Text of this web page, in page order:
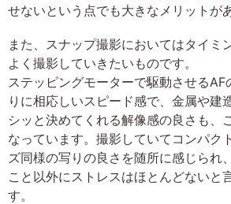
せないという点でも大きなメリットが
また、スナップ撮影においてはタイミ
よく撮影していきたいものです。
ステッピングモーターで駆動させるAF
りに相応しいスピード感で、金属や建
シッと決めてくれる解像感の良さも、
なっています。撮影していてコンパク
ズ同様の写りの良さを随所に感じられ
こと以外にストレスはほとんどないと
す。